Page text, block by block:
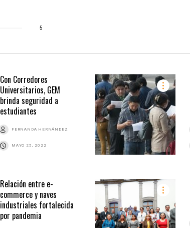
5
Con Corredores
Universitarios, GEM
brinda seguridad a
estudiantes
FERNANDA HERNÁNDEZ
MAYO 25, 2022
Relación entre e-
commerce y naves
industriales fortalecida
por pandemia